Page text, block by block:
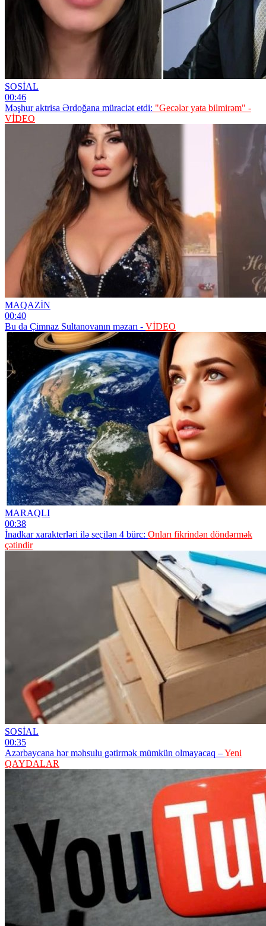
SOSİAL
00:46
Məşhur aktrisa Ərdoğana müraciət etdi: "Gecələr yata bilmirəm" -
VİDEO
MAQAZİN
00:40
Bu da Çimnaz Sultanovanın məzarı - VİDEO
MARAQLI
00:38
İnadkar xarakterləri ilə seçilən 4 bürc: Onları fikrindən döndərmək
çətindir
SOSİAL
00:35
Azərbaycana hər məhsulu gətirmək mümkün olmayacaq –Yeni
QAYDALAR